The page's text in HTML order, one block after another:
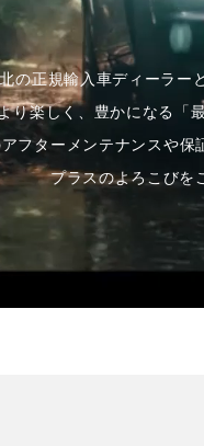
の正規輸入車ディーラー
り楽しく、 豊かになる「
フターメンテナンスや保
プラスのよろこびを